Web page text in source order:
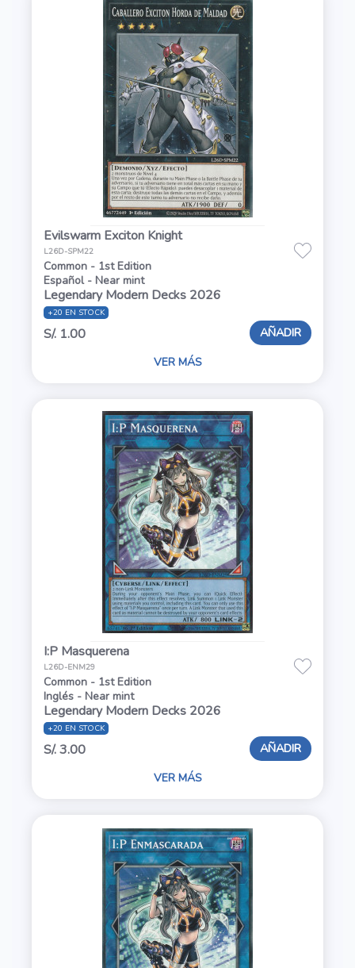
Evilswarm Exciton Knight
L26D-SPM22
Common - 1st Edition
Español - Near mint
Legendary Modern Decks 2026
+20 EN STOCK
S/. 1.00 AÑADIR
VER MÁS
I:P Masquerena
L26D-ENM29
Common - 1st Edition
Inglés - Near mint
Legendary Modern Decks 2026
+20 EN STOCK
S/. 3.00 AÑADIR
VER MÁS